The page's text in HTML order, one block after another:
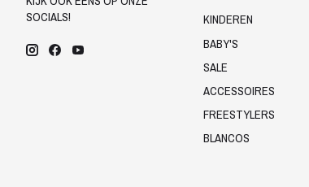
SOCIALS!
KINDEREN
BABY'S
SALE
ACCESSOIRES
FREESTYLERS
BLANCOS